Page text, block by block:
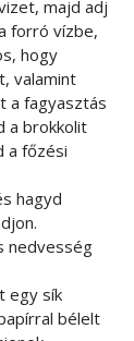
majd adj
forró vízbe,
hogy
valamint
a fagyasztás
a brokkolit
a főzési
hagyd
nedvesség
egy sík
bélelt